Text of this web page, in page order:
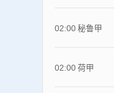
02:00秘鲁甲
02:00荷甲